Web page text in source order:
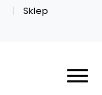
Sklep